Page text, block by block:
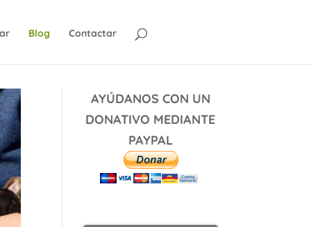
Blog Contactar
AYÚDANOS CON UN
DONATIVO MEDIANTE
PAYPAL